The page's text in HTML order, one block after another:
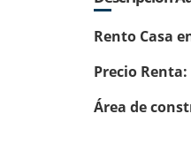
Rento Casa
Precio Renta:
Área de